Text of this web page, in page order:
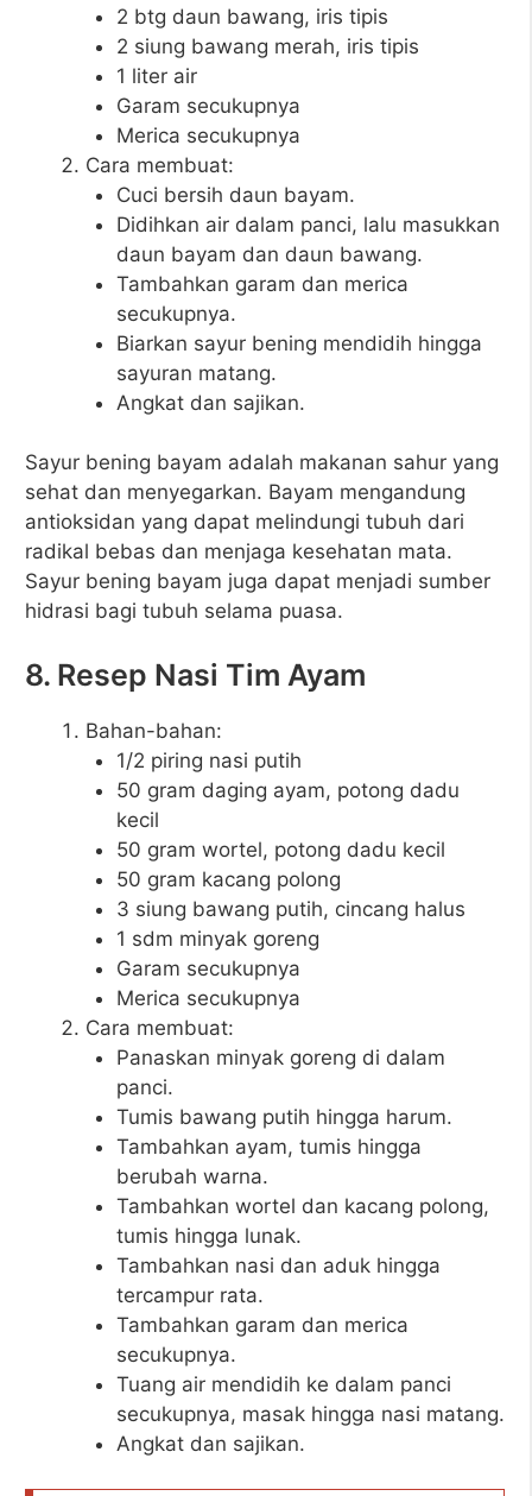
2 btg daun bawang, iris tipis
2 siung bawang merah, iris tipis
1 liter air
Garam secukupnya
Merica secukupnya
Cara membuat:
Cuci bersih daun bayam.
Didihkan air dalam panci, lalu masukkan
daun bayam dan daun bawang.
Tambahkan garam dan merica
secukupnya.
Biarkan sayur bening mendidih hingga
sayuran matang.
Angkat dan sajikan.
Sayur bening bayam adalah makanan sahur yang
sehat dan menyegarkan. Bayam mengandung
antioksidan yang dapat melindungi tubuh dari
radikal bebas dan menjaga kesehatan mata.
Sayur bening bayam juga dapat menjadi sumber
hidrasi bagi tubuh selama puasa.
8. Resep Nasi Tim Ayam
Bahan-bahan:
1/2 piring nasi putih
50 gram daging ayam, potong dadu
kecil
50 gram wortel, potong dadu kecil
50 gram kacang polong
3 siung bawang putih, cincang halus
1 sdm minyak goreng
Garam secukupnya
Merica secukupnya
Cara membuat:
Panaskan minyak goreng di dalam
panci.
Tumis bawang putih hingga harum.
Tambahkan ayam, tumis hingga
berubah warna.
Tambahkan wortel dan kacang polong,
tumis hingga lunak.
Tambahkan nasi dan aduk hingga
tercampur rata.
Tambahkan garam dan merica
secukupnya.
Tuang air mendidih ke dalam panci
secukupnya, masak hingga nasi matang.
Angkat dan sajikan.